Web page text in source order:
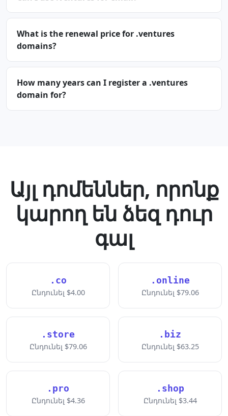
What is the renewal price for .ventures
domains?
How many years can I register a .ventures
domain for?
Այլ դոմեններ, որոնք
կարող են ձեզ դուր
գալ
.co
Ընդունել $4.00
.online
Ընդունել $79.06
.store
Ընդունել $79.06
.biz
Ընդունել $63.25
.pro
Ընդունել $4.36
.shop
Ընդունել $3.44